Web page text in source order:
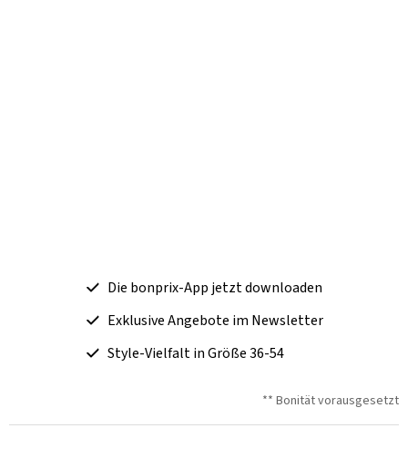
Die bonprix-App jetzt downloaden
Exklusive Angebote im Newsletter
Style-Vielfalt in Größe 36-54
** Bonität vorausgesetzt